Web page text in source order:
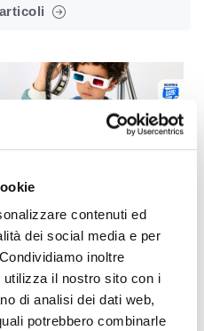
contenuti ed
dei social media e per
inoltre
il nostro sito con i
di analisi dei dati web,
potrebbero combinarle